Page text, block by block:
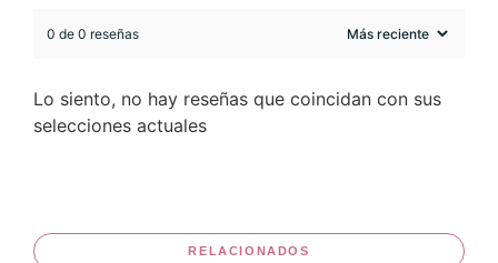
0 de 0 reseñas
Lo siento, no hay reseñas que coincidan con sus
selecciones actuales
RELACIONADOS